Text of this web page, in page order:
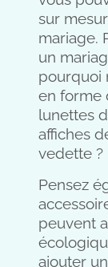
sur
mariage.
un
pourquoi
en forme
lunettes
affiches
vedette ?
Pensez
peuvent
ajouter